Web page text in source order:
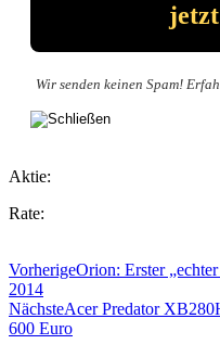
Wir senden keinen Spam!
Aktie:
Rate:
VorherigeOrion: Erster
2014
NächsteAcer Predator
600 Euro